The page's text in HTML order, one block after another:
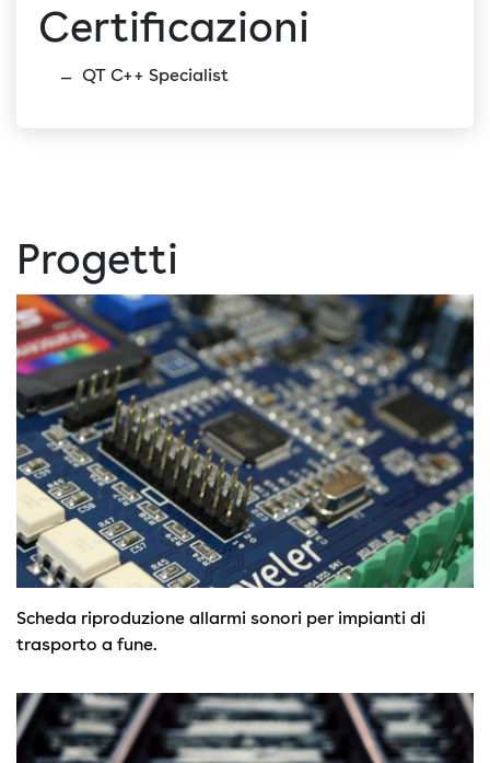
Certificazioni
QT C++ Specialist
Progetti
Scheda riproduzione allarmi sonori per impianti di
trasporto a fune.